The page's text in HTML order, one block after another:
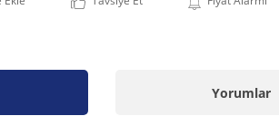
Yorumlar